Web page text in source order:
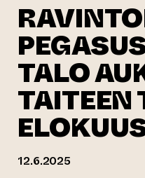
TALO
TAITEEN
12.6.2025